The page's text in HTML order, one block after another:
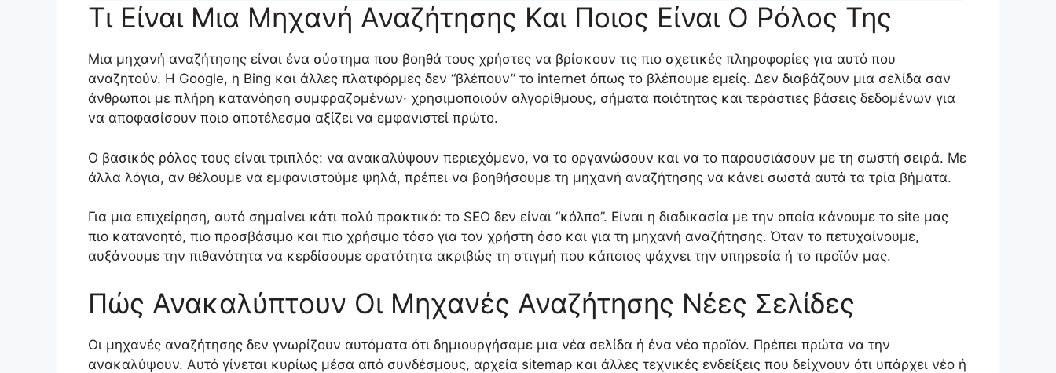
Τι Είναι Μια Μηχανή Αναζήτησης Και Ποιος Είναι Ο Ρόλος Της
Μια μηχανή αναζήτησης είναι ένα σύστημα που βοηθά τους χρήστες να βρίσκουν τις πιο σχετικές πληροφορίες για αυτό που
αναζητούν. Η Google, η Bing και άλλες πλατφόρμες δεν “βλέπουν” το internet όπως το βλέπουμε εμείς. Δεν διαβάζουν μια σελίδα σαν
άνθρωποι με πλήρη κατανόηση συμφραζομένων· χρησιμοποιούν αλγορίθμους, σήματα ποιότητας και τεράστιες βάσεις δεδομένων για
να αποφασίσουν ποιο αποτέλεσμα αξίζει να εμφανιστεί πρώτο.
Ο βασικός ρόλος τους είναι τριπλός: να ανακαλύψουν περιεχόμενο, να το οργανώσουν και να το παρουσιάσουν με τη σωστή σειρά. Με
άλλα λόγια, αν θέλουμε να εμφανιστούμε ψηλά, πρέπει να βοηθήσουμε τη μηχανή αναζήτησης να κάνει σωστά αυτά τα τρία βήματα.
Για μια επιχείρηση, αυτό σημαίνει κάτι πολύ πρακτικό: το SEO δεν είναι “κόλπο”. Είναι η διαδικασία με την οποία κάνουμε το site μας
πιο κατανοητό, πιο προσβάσιμο και πιο χρήσιμο τόσο για τον χρήστη όσο και για τη μηχανή αναζήτησης. Όταν το πετυχαίνουμε,
αυξάνουμε την πιθανότητα να κερδίσουμε ορατότητα ακριβώς τη στιγμή που κάποιος ψάχνει την υπηρεσία ή το προϊόν μας.
Πώς Ανακαλύπτουν Οι Μηχανές Αναζήτησης Νέες Σελίδες
Οι μηχανές αναζήτησης δεν γνωρίζουν αυτόματα ότι δημιουργήσαμε μια νέα σελίδα ή ένα νέο προϊόν. Πρέπει πρώτα να την
ανακαλύψουν. Αυτό γίνεται κυρίως μέσα από συνδέσμους, αρχεία sitemap και άλλες τεχνικές ενδείξεις που δείχνουν ότι υπάρχει νέο ή